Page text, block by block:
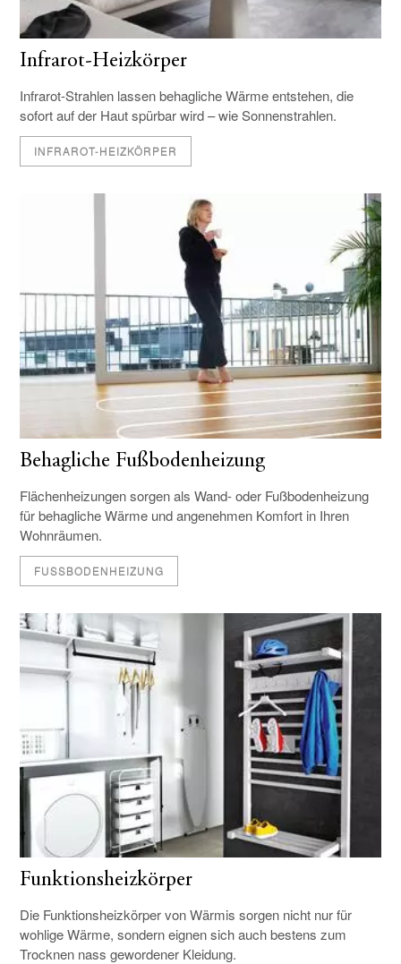
Infrarot-Heizkörper
Infrarot-Strahlen lassen behagliche Wärme entstehen, die
sofort auf der Haut spürbar wird – wie Sonnenstrahlen.
INFRAROT-HEIZKÖRPER
Behagliche Fußbodenheizung
Flächenheizungen sorgen als Wand- oder Fußbodenheizung
für behagliche Wärme und angenehmen Komfort in Ihren
Wohnräumen.
FUSSBODENHEIZUNG
Funktionsheizkörper
Die Funktionsheizkörper von Wärmis sorgen nicht nur für
wohlige Wärme, sondern eignen sich auch bestens zum
Trocknen nass gewordener Kleidung.